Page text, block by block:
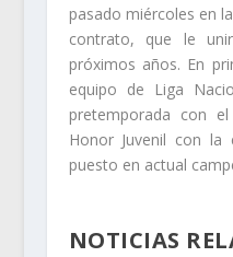
pasado miércoles en
contrato, que le
próximos años. En
equipo de Liga
pretemporada con
Honor Juvenil con la
puesto en actual
NOTICIAS